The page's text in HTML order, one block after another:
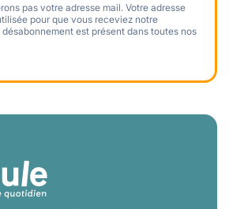
pas votre adresse mail. Votre adresse
pour que vous receviez notre
est présent dans toutes nos